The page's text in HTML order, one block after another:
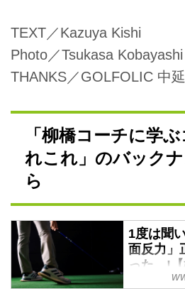
TEXT／Kazuya Kishi
Photo／Tsukasa Kobayashi
THANKS／GOLFOLIC 中
「柳橋コーチに学
れこれ」のバック
ら
1度は聞
面反力
った…!【
に学ぶ